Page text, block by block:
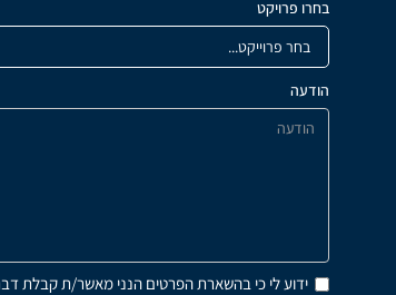
בחרו פרויקט
הודעה
ידוע לי כי בהשארת הפרטים הנני מאשר/ת קבלת